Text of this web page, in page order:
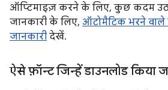
ऑप्टिमाइज़ करने के लिए, कुछ कदम
जानकारी के लिए, ऑटोमैटिक भरने वाले
जानकारी देखें.
ऐसे फ़ॉन्ट जिन्हें डाउनलोड किया